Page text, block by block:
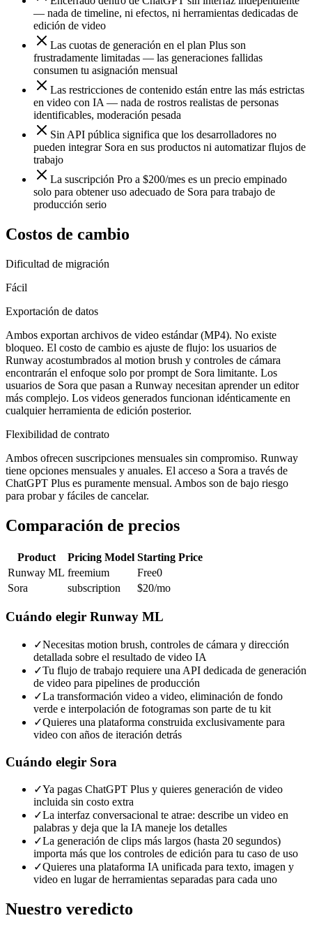
— nada de timeline, ni efectos, ni herramientas dedicadas de
edición de video
Las cuotas de generación en el plan Plus son
frustradamente limitadas — las generaciones fallidas
consumen tu asignación mensual
Las restricciones de contenido están entre las más estrictas
en video con IA — nada de rostros realistas de personas
identificables, moderación pesada
Sin API pública significa que los desarrolladores no
pueden integrar Sora en sus productos ni automatizar flujos de
trabajo
La suscripción Pro a $200/mes es un precio empinado
solo para obtener uso adecuado de Sora para trabajo de
producción serio
Costos de cambio
Dificultad de migración
Fácil
Exportación de datos
Ambos exportan archivos de video estándar (MP4). No existe
bloqueo. El costo de cambio es ajuste de flujo: los usuarios de
Runway acostumbrados al motion brush y controles de cámara
encontrarán el enfoque solo por prompt de Sora limitante. Los
usuarios de Sora que pasan a Runway necesitan aprender un editor
más complejo. Los videos generados funcionan idénticamente en
cualquier herramienta de edición posterior.
Flexibilidad de contrato
Ambos ofrecen suscripciones mensuales sin compromiso. Runway
tiene opciones mensuales y anuales. El acceso a Sora a través de
ChatGPT Plus es puramente mensual. Ambos son de bajo riesgo
para probar y fáciles de cancelar.
Comparación de precios
Product Pricing Model Starting Price
Runway ML freemium Free0
Sora
subscription $20/mo
Cuándo elegir Runway ML
✓Necesitas motion brush, controles de cámara y dirección
detallada sobre el resultado de video IA
✓Tu flujo de trabajo requiere una API dedicada de generación
de video para pipelines de producción
✓La transformación video a video, eliminación de fondo
verde e interpolación de fotogramas son parte de tu kit
✓Quieres una plataforma construida exclusivamente para
video con años de iteración detrás
Cuándo elegir Sora
✓Ya pagas ChatGPT Plus y quieres generación de video
incluida sin costo extra
✓La interfaz conversacional te atrae: describe un video en
palabras y deja que la IA maneje los detalles
✓La generación de clips más largos (hasta 20 segundos)
importa más que los controles de edición para tu caso de uso
✓Quieres una plataforma IA unificada para texto, imagen y
video en lugar de herramientas separadas para cada uno
Nuestro veredicto